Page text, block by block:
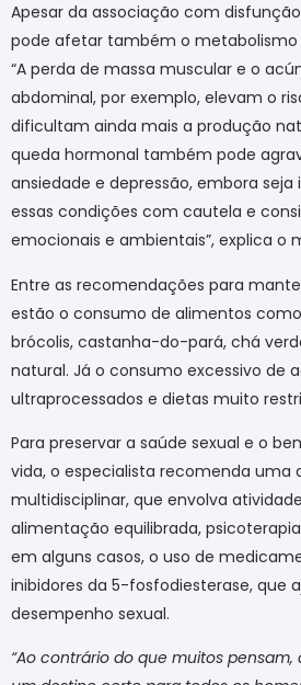
Apesar da associação com
pode afetar também o metabolismo
“A perda de massa muscular e o
abdominal, por exemplo, elevam o
dificultam ainda mais a produção
queda hormonal também pode
ansiedade e depressão, embora
essas condições com cautela e
emocionais e ambientais”, explica o
Entre as recomendações para
estão o consumo de alimentos
brócolis, castanha-do-pará, chá
natural. Já o consumo excessivo de
ultraprocessados e dietas muito
Para preservar a saúde sexual e o
vida, o especialista recomenda uma
multidisciplinar, que envolva
alimentação equilibrada,
em alguns casos, o uso de
inibidores da 5-fosfodiesterase, que
desempenho sexual.
“Ao contrário do que muitos